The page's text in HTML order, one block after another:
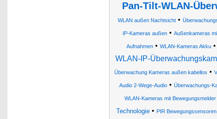
Pan-Tilt-WLAN-
WLAN außen Nachtsicht•
IP-Kameras außen• Außenkameras
Aufnahmen • WLAN-Kameras Akku
WLAN-IP-
Überwachung Kameras außen kabellos •
Audio 2-Wege-Audio• Überwachungs-
WLAN-Kameras mit Bewegungsmelder
Technologie • PIR